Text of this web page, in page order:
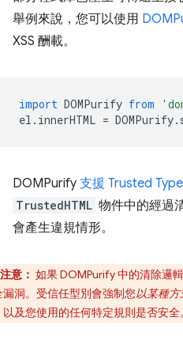
舉例來說，您可以使用
XSS 酬載。
import DOMPurify from
el . innerHTML = DOMPurify.
DOMPurify 支援 Trusted
TrustedHTML 物件中的經過
會產生違規情形。
注意： 如果 DOMPurify 中的清除邏
漏洞。受信任型別會強制您以某種方
及您使用的任何特定規則是否安全。